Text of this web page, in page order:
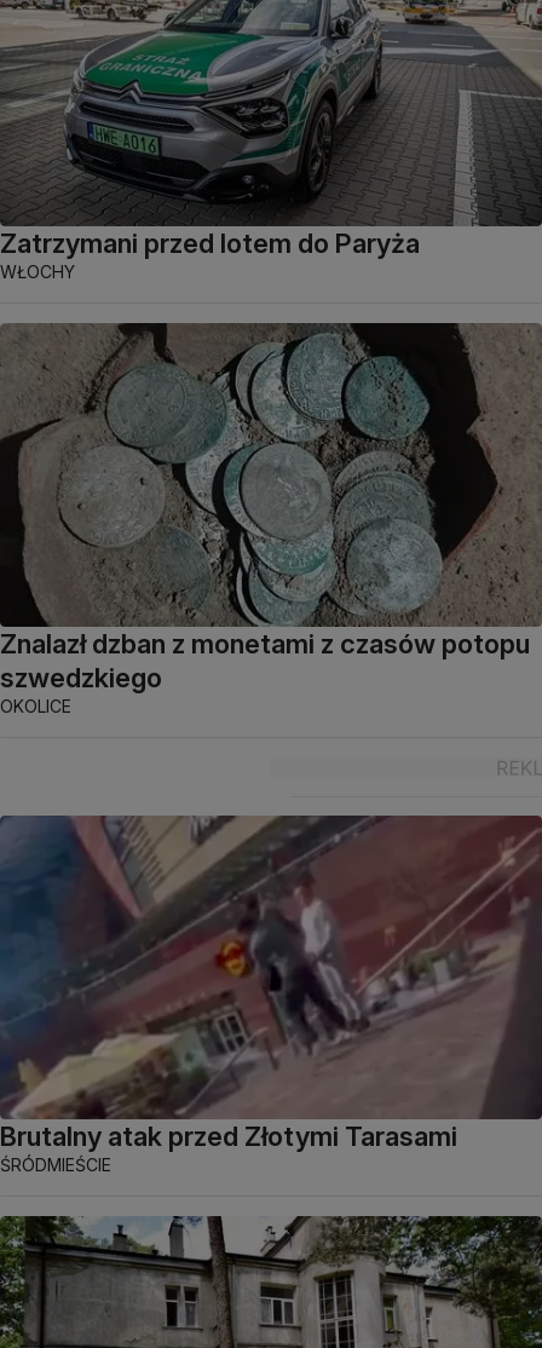
Zatrzymani przed lotem do Paryża
WŁOCHY
Znalazł dzban z monetami z czasów potopu
szwedzkiego
OKOLICE
Brutalny atak przed Złotymi Tarasami
ŚRÓDMIEŚCIE